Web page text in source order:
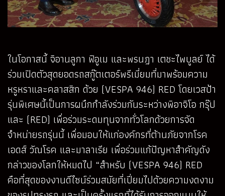
ในโอกาสนี้ จิอานลูกา ฟิอูเม และพรนฎา เตชะไพบูลย์ ได้
ร่วมเปิดตัวสุดยอดรถสกู๊ตเตอร์พรีเมี่ยมที่มาพร้อมความ
หรูหราและคลาสสิก ด้วย (VESPA 946) RED โดยเวสป้า
รุ่นพิเศษนี้เป็นการผนึกกำลังร่วมกันระหว่างพิอาจิโอ กรุ๊ป
และ (RED) เพื่อร่วมระดมทุนจากทั่วโลกด้วยการจัด
จำหน่ายรถรุ่นนี้ เพื่อมอบให้แก่องค์กรที่ต้านภัยจากโรค
เอดส์ วัณโรค และมาลาเรีย เพื่อร่วมแก้ปัญหาสำคัญดัง
กล่าวของโลกให้หมดไป “สำหรับ (VESPA 946) RED
คือที่สุดของงานดีไซน์ร่วมสมัยที่เปี่ยมไปด้วยความงดงาม